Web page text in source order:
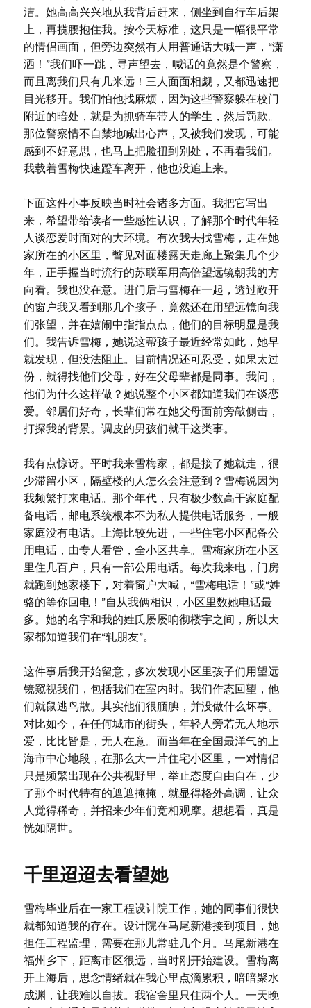
洁。她高高兴兴地从我背后赶来，侧坐到自行车后架
上，再揽腰抱住我。按今天标准，这只是一幅很平常
的情侣画面，但旁边突然有人用普通话大喊一声，“潇
洒！”我们吓一跳，寻声望去，喊话的竟然是个警察，
而且离我们只有几米远！三人面面相觑，又都迅速把
目光移开。我们怕他找麻烦，因为这些警察躲在校门
附近的暗处，就是为抓骑车带人的学生，然后罚款。
那位警察情不自禁地喊出心声，又被我们发现，可能
感到不好意思，也马上把脸扭到别处，不再看我们。
我载着雪梅快速蹬车离开，他也没追上来。
下面这件小事反映当时社会诸多方面。我把它写出
来，希望带给读者一些感性认识，了解那个时代年轻
人谈恋爱时面对的大环境。有次我去找雪梅，走在她
家所在的小区里，瞥见对面楼露天走廊上聚集几个少
年，正手握当时流行的苏联军用高倍望远镜朝我的方
向看。我也没在意。进门后与雪梅在一起，透过敞开
的窗户我又看到那几个孩子，竟然还在用望远镜向我
们张望，并在嬉闹中指指点点，他们的目标明显是我
们。我告诉雪梅，她说这帮孩子最近经常如此，她早
就发现，但没法阻止。目前情况还可忍受，如果太过
份，就得找他们父母，好在父母辈都是同事。我问，
他们为什么这样做？她说整个小区都知道我们在谈恋
爱。邻居们好奇，长辈们常在她父母面前旁敲侧击，
打探我的背景。调皮的男孩们就干这类事。
我有点惊讶。平时我来雪梅家，都是接了她就走，很
少滞留小区，隔壁楼的人怎么会注意到？雪梅说因为
我频繁打来电话。那个年代，只有极少数高干家庭配
备电话，邮电系统根本不为私人提供电话服务，一般
家庭没有电话。上海比较先进，一些住宅小区配备公
用电话，由专人看管，全小区共享。雪梅家所在小区
里住几百户，只有一部公用电话。每次我来电，门房
就跑到她家楼下，对着窗户大喊，“雪梅电话！”或“姓
骆的等你回电！”自从我俩相识，小区里数她电话最
多。她的名字和我的姓氏屡屡响彻楼宇之间，所以大
家都知道我们在“轧朋友”。
这件事后我开始留意，多次发现小区里孩子们用望远
镜窥视我们，包括我们在室内时。我们作态回望，他
们就鼠逃鸟散。其实他们很腼腆，并没做什么坏事。
对比如今，在任何城市的街头，年轻人旁若无人地示
爱，比比皆是，无人在意。而当年在全国最洋气的上
海市中心地段，在那么大一片住宅小区里，一对情侣
只是频繁出现在公共视野里，举止态度自由自在，少
了那个时代特有的遮遮掩掩，就显得格外高调，让众
人觉得稀奇，并招来少年们竞相观摩。想想看，真是
恍如隔世。
千里迢迢去看望她
雪梅毕业后在一家工程设计院工作，她的同事们很快
就都知道我的存在。设计院在马尾新港接到项目，她
担任工程监理，需要在那儿常驻几个月。马尾新港在
福州乡下，距离市区很远，当时刚开始建设。雪梅离
开上海后，思念情绪就在我心里点滴累积，暗暗聚水
成渊，让我难以自拔。我宿舍里只住两个人。一天晚